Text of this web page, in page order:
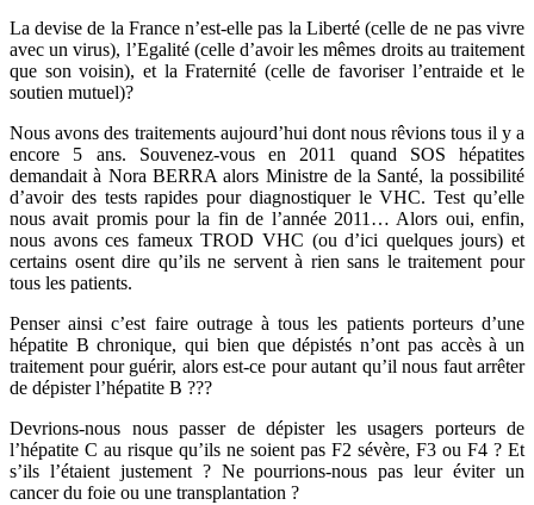
La devise de la France n’est-elle pas la Liberté (celle de ne pas vivre
avec un virus), l’Egalité (celle d’avoir les mêmes droits au traitement
que son voisin), et la Fraternité (celle de favoriser l’entraide et le
soutien mutuel)?
Nous avons des traitements aujourd’hui dont nous rêvions tous il y a
encore 5 ans. Souvenez-vous en 2011 quand SOS hépatites
demandait à Nora BERRA alors Ministre de la Santé, la possibilité
d’avoir des tests rapides pour diagnostiquer le VHC. Test qu’elle
nous avait promis pour la fin de l’année 2011… Alors oui, enfin,
nous avons ces fameux TROD VHC (ou d’ici quelques jours) et
certains osent dire qu’ils ne servent à rien sans le traitement pour
tous les patients.
Penser ainsi c’est faire outrage à tous les patients porteurs d’une
hépatite B chronique, qui bien que dépistés n’ont pas accès à un
traitement pour guérir, alors est-ce pour autant qu’il nous faut arrêter
de dépister l’hépatite B ???
Devrions-nous nous passer de dépister les usagers porteurs de
l’hépatite C au risque qu’ils ne soient pas F2 sévère, F3 ou F4 ? Et
s’ils l’étaient justement ? Ne pourrions-nous pas leur éviter un
cancer du foie ou une transplantation ?